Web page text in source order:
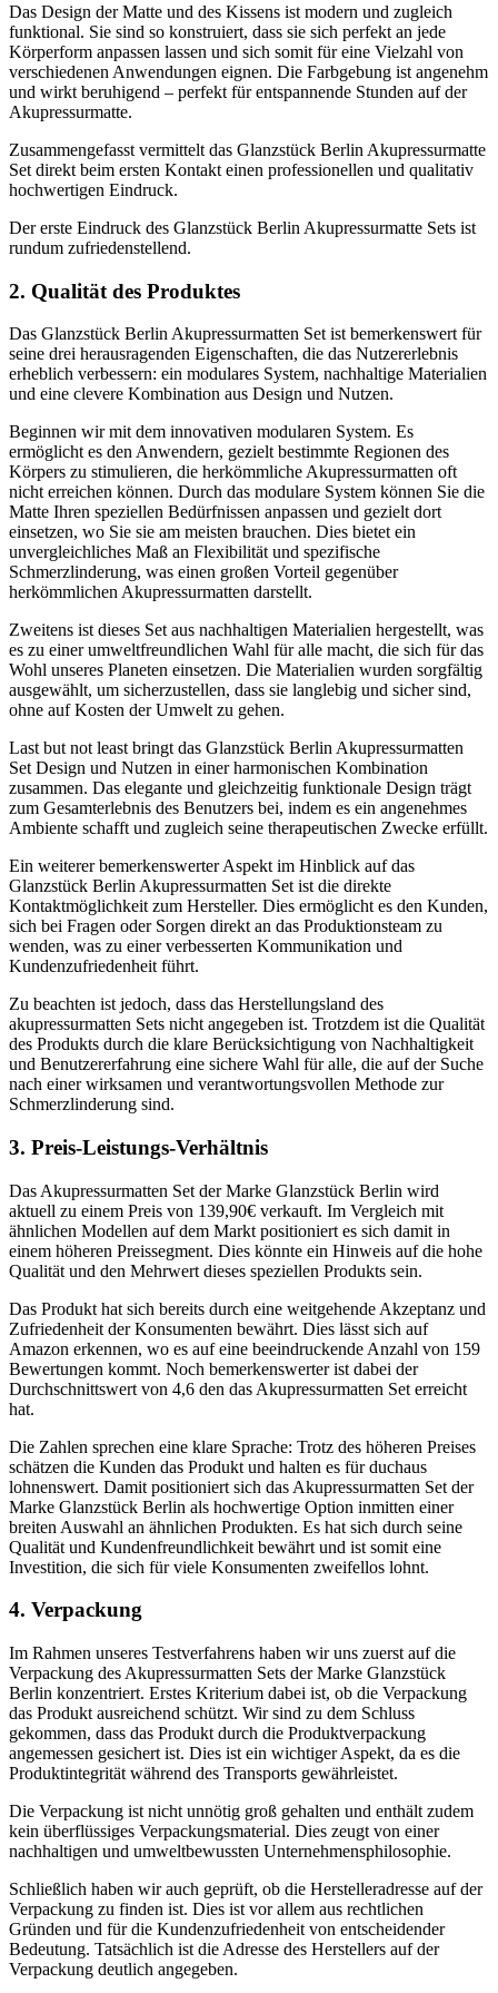
Das Design der Matte und des Kissens ist modern und zugleich
funktional. Sie sind so konstruiert, dass sie sich perfekt an jede
Körperform anpassen lassen und sich somit für eine Vielzahl von
verschiedenen Anwendungen eignen. Die Farbgebung ist angenehm
und wirkt beruhigend – perfekt für entspannende Stunden auf der
Akupressurmatte.
Zusammengefasst vermittelt das Glanzstück Berlin Akupressurmatte
Set direkt beim ersten Kontakt einen professionellen und qualitativ
hochwertigen Eindruck.
Der erste Eindruck des Glanzstück Berlin Akupressurmatte Sets ist
rundum zufriedenstellend.
2. Qualität des Produktes
Das Glanzstück Berlin Akupressurmatten Set ist bemerkenswert für
seine drei herausragenden Eigenschaften, die das Nutzererlebnis
erheblich verbessern: ein modulares System, nachhaltige Materialien
und eine clevere Kombination aus Design und Nutzen.
Beginnen wir mit dem innovativen modularen System. Es
ermöglicht es den Anwendern, gezielt bestimmte Regionen des
Körpers zu stimulieren, die herkömmliche Akupressurmatten oft
nicht erreichen können. Durch das modulare System können Sie die
Matte Ihren speziellen Bedürfnissen anpassen und gezielt dort
einsetzen, wo Sie sie am meisten brauchen. Dies bietet ein
unvergleichliches Maß an Flexibilität und spezifische
Schmerzlinderung, was einen großen Vorteil gegenüber
herkömmlichen Akupressurmatten darstellt.
Zweitens ist dieses Set aus nachhaltigen Materialien hergestellt, was
es zu einer umweltfreundlichen Wahl für alle macht, die sich für das
Wohl unseres Planeten einsetzen. Die Materialien wurden sorgfältig
ausgewählt, um sicherzustellen, dass sie langlebig und sicher sind,
ohne auf Kosten der Umwelt zu gehen.
Last but not least bringt das Glanzstück Berlin Akupressurmatten
Set Design und Nutzen in einer harmonischen Kombination
zusammen. Das elegante und gleichzeitig funktionale Design trägt
zum Gesamterlebnis des Benutzers bei, indem es ein angenehmes
Ambiente schafft und zugleich seine therapeutischen Zwecke erfüllt.
Ein weiterer bemerkenswerter Aspekt im Hinblick auf das
Glanzstück Berlin Akupressurmatten Set ist die direkte
Kontaktmöglichkeit zum Hersteller. Dies ermöglicht es den Kunden,
sich bei Fragen oder Sorgen direkt an das Produktionsteam zu
wenden, was zu einer verbesserten Kommunikation und
Kundenzufriedenheit führt.
Zu beachten ist jedoch, dass das Herstellungsland des
akupressurmatten Sets nicht angegeben ist. Trotzdem ist die Qualität
des Produkts durch die klare Berücksichtigung von Nachhaltigkeit
und Benutzererfahrung eine sichere Wahl für alle, die auf der Suche
nach einer wirksamen und verantwortungsvollen Methode zur
Schmerzlinderung sind.
3. Preis-Leistungs-Verhältnis
Das Akupressurmatten Set der Marke Glanzstück Berlin wird
aktuell zu einem Preis von 139,90€ verkauft. Im Vergleich mit
ähnlichen Modellen auf dem Markt positioniert es sich damit in
einem höheren Preissegment. Dies könnte ein Hinweis auf die hohe
Qualität und den Mehrwert dieses speziellen Produkts sein.
Das Produkt hat sich bereits durch eine weitgehende Akzeptanz und
Zufriedenheit der Konsumenten bewährt. Dies lässt sich auf
Amazon erkennen, wo es auf eine beeindruckende Anzahl von 159
Bewertungen kommt. Noch bemerkenswerter ist dabei der
Durchschnittswert von 4,6 den das Akupressurmatten Set erreicht
hat.
Die Zahlen sprechen eine klare Sprache: Trotz des höheren Preises
schätzen die Kunden das Produkt und halten es für duchaus
lohnenswert. Damit positioniert sich das Akupressurmatten Set der
Marke Glanzstück Berlin als hochwertige Option inmitten einer
breiten Auswahl an ähnlichen Produkten. Es hat sich durch seine
Qualität und Kundenfreundlichkeit bewährt und ist somit eine
Investition, die sich für viele Konsumenten zweifellos lohnt.
4. Verpackung
Im Rahmen unseres Testverfahrens haben wir uns zuerst auf die
Verpackung des Akupressurmatten Sets der Marke Glanzstück
Berlin konzentriert. Erstes Kriterium dabei ist, ob die Verpackung
das Produkt ausreichend schützt. Wir sind zu dem Schluss
gekommen, dass das Produkt durch die Produktverpackung
angemessen gesichert ist. Dies ist ein wichtiger Aspekt, da es die
Produktintegrität während des Transports gewährleistet.
Die Verpackung ist nicht unnötig groß gehalten und enthält zudem
kein überflüssiges Verpackungsmaterial. Dies zeugt von einer
nachhaltigen und umweltbewussten Unternehmensphilosophie.
Schließlich haben wir auch geprüft, ob die Herstelleradresse auf der
Verpackung zu finden ist. Dies ist vor allem aus rechtlichen
Gründen und für die Kundenzufriedenheit von entscheidender
Bedeutung. Tatsächlich ist die Adresse des Herstellers auf der
Verpackung deutlich angegeben.